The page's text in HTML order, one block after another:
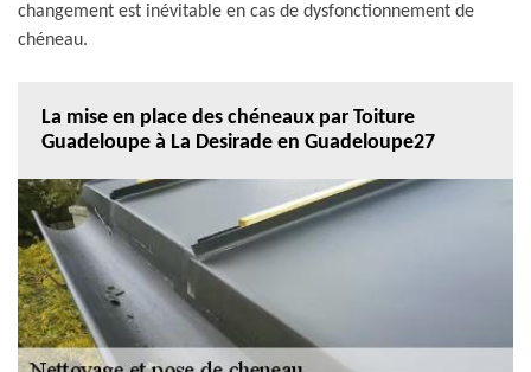
changement est inévitable en cas de dysfonctionnement de
chéneau.
La mise en place des chéneaux par Toiture
Guadeloupe à La Desirade en Guadeloupe27